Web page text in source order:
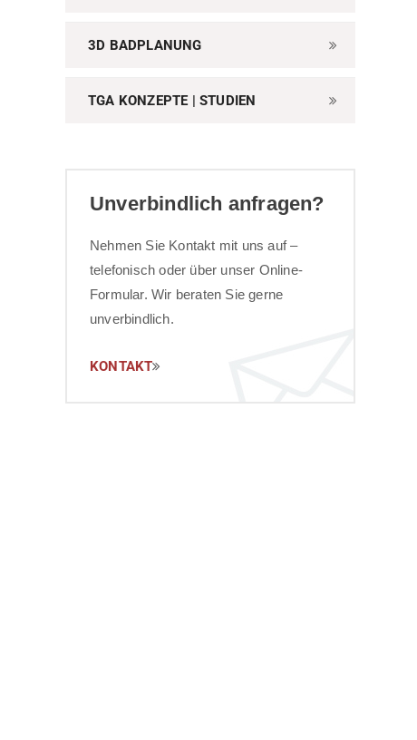
3D BADPLANUNG
TGA KONZEPTE | STUDIEN
Unverbindlich anfragen?
Nehmen Sie Kontakt mit uns auf –
telefonisch oder über unser Online-
Formular. Wir beraten Sie gerne
unverbindlich.
KONTAKT